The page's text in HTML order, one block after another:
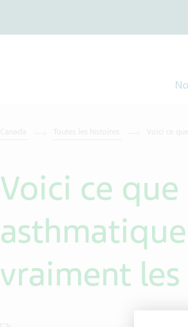
Voici ce que
vraiment